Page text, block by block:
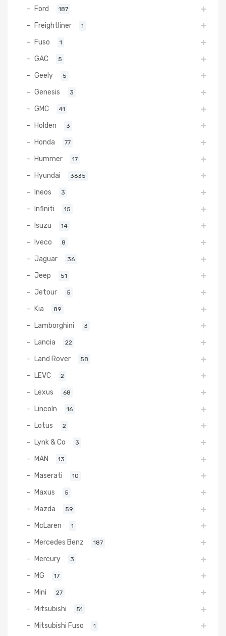
Ford 187
Freightliner 1
Fuso 1
GAC 5
Geely 5
Genesis 3
GMC 41
Holden 3
Honda 77
Hummer 17
Hyundai 3635
Ineos 3
Infiniti 15
Isuzu 14
Iveco 8
Jaguar 36
Jeep 51
Jetour 5
Kia 89
Lamborghini 3
Lancia 22
Land Rover 58
LEVC 2
Lexus 68
Lincoln 16
Lotus 2
Lynk & Co 3
MAN 13
Maserati 10
Maxus 5
Mazda 59
McLaren 1
Mercedes Benz 187
Mercury 3
MG 17
Mini 27
Mitsubishi 51
Mitsubishi Fuso 1